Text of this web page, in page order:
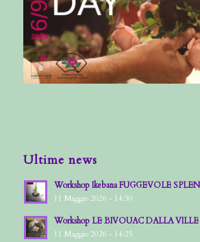
Ultime news
Workshop Ikebana FUGGEVOLE
11 Maggio 2026 - 14:30
Workshop LE BIVOUAC DALLA
11 Maggio 2026 - 14:25